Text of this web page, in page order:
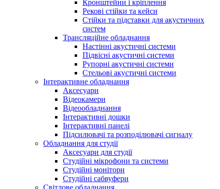
Кронштейни і кріплення
Рекові стійки та кейси
Стійки та підставки для акустичних
систем
Трансляційне обладнання
Настінні акустичні системи
Підвісні акустичні системи
Рупорні акустичні системи
Стельові акустичні системи
Інтерактивне обладнання
Аксесуари
Відеокамери
Відеообладнання
Інтерактивні дошки
Інтерактивні панелі
Підсилювачі та розподілювачі сигналу
Обладнання для студії
Аксесуари для студії
Студійні мікрофони та системи
Студійні монітори
Студійні сабвуфери
Світлове обладнання